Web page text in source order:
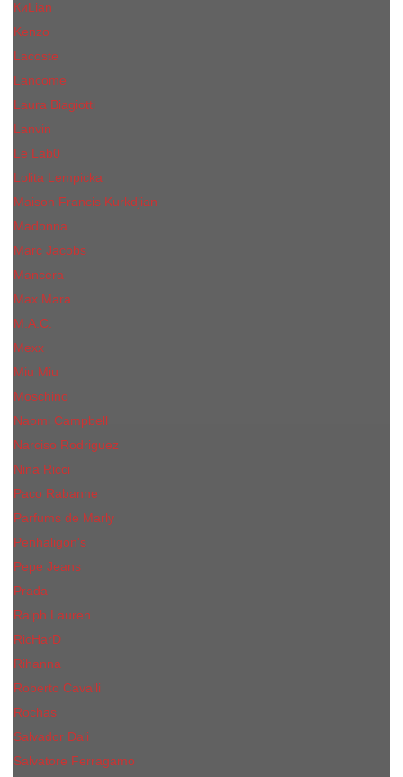
КиLian
Kenzo
Lacoste
Lancome
Laura Biagiotti
Lanvin
Lе Lab0
Lolita Lempicka
Maison Francis Kurkdjian
Madonna
Marc Jacobs
Mancera
Max Mara
M.А.C.
Mexx
Miu Miu
Mоsсhino
Naomi Campbell
Narciso Rodriguez
Nina Ricci
Paco Rabanne
Parfums de Marly
Penhaligon's
Pepe Jeans
Prada
Ralph Lauren
RicHarD
Rihanna
Roberto Cavalli
Rochas
Salvador Dali
Salvatore Ferragamo